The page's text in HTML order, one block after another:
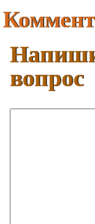
вопрос